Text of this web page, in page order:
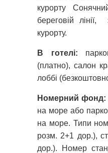
курорту
береговій
курорту.
В готелі:
(платно), салон
лоббі
Номерний фонд:
на море або
на море. Типи
розм. 2+1 дор.),
дор.). Номер